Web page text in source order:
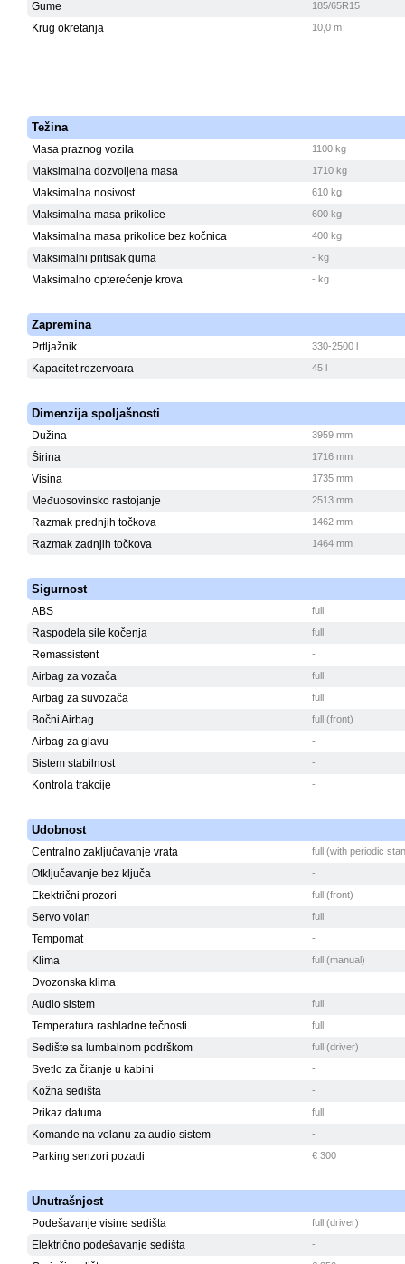
Gume 185/65R15
Krug okretanja 10,0 m
Težina
Masa praznog vozila 1100 kg
Maksimalna dozvoljena masa 1710 kg
Maksimalna nosivost 610 kg
Maksimalna masa prikolice 600 kg
Maksimalna masa prikolice bez kočnica 400 kg
Maksimalni pritisak guma - kg
Maksimalno opterećenje krova - kg
Zapremina
Prtljažnik 330-2500 l
Kapacitet rezervoara 45 l
Dimenzija spoljašnosti
Dužina 3959 mm
Širina 1716 mm
Visina 1735 mm
Međuosovinsko rastojanje 2513 mm
Razmak prednjih točkova 1462 mm
Razmak zadnjih točkova 1464 mm
Sigurnost
ABS full
Raspodela sile kočenja full
Remassistent -
Airbag za vozača full
Airbag za suvozača full
Bočni Airbag full (front)
Airbag za glavu -
Sistem stabilnost -
Kontrola trakcije -
Udobnost
Centralno zaključavanje vrata full (with periodic
Otključavanje bez ključa -
Ekektrični prozori full (front)
Servo volan full
Tempomat -
Klima full (manual)
Dvozonska klima -
Audio sistem full
Temperatura rashladne tečnosti full
Sedište sa lumbalnom podrškom full (driver)
Svetlo za čitanje u kabini -
Kožna sedišta -
Prikaz datuma full
Komande na volanu za audio sistem -
Parking senzori pozadi € 300
Unutrašnjost
Podešavanje visine sedišta full (driver)
Električno podešavanje sedišta -